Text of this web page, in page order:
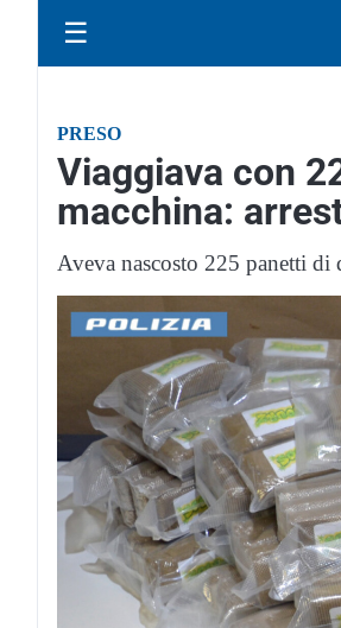
☰
PRESO
Viaggiava con
macchina:
Aveva nascosto 225 panetti